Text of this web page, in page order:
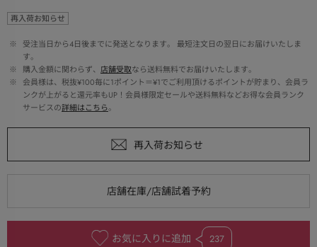
再入荷お知らせ
※
受注当日から4日後までに発送となります。 最短注文日の翌日にお届けいたしま
す。
※
購入金額に関わらず、 店舗受取なら送料無料でお届けいたします。
※
会員様は、税抜¥100毎に1ポイント＝¥1でご利用頂けるポイントが貯まり、会員ラ
ンクが上がると還元率もUP！会員様限定セールや送料無料などお得な会員ランク
サービスの詳細はこちら。
お気に入りに追加 237